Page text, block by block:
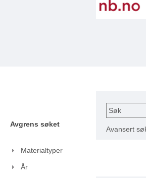
Avgrens søket
Materialtyper
År
Søk
Avansert